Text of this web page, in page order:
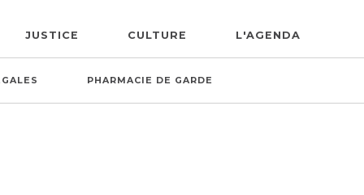
JUSTICE CULTURE L'AGENDA
PHARMACIE DE GARDE